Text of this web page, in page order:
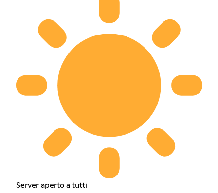
Server aperto a tutti